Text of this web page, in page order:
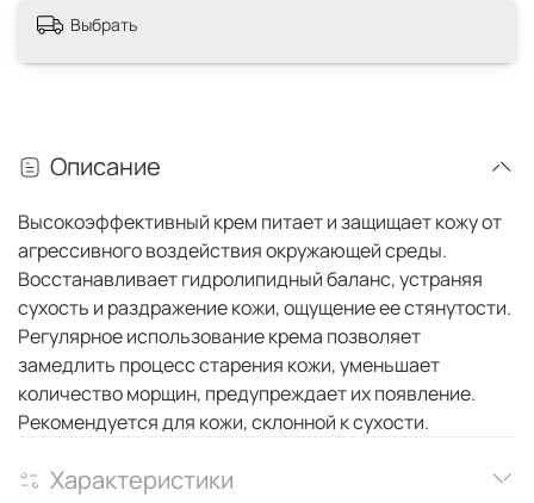
Выбрать
Описание
Высокоэффективный крем питает и защищает кожу от
агрессивного воздействия окружающей среды.
Восстанавливает гидролипидный баланс, устраняя
сухость и раздражение кожи, ощущение ее стянутости.
Регулярное использование крема позволяет
замедлить процесс старения кожи, уменьшает
количество морщин, предупреждает их появление.
Рекомендуется для кожи, склонной к сухости.
Характеристики